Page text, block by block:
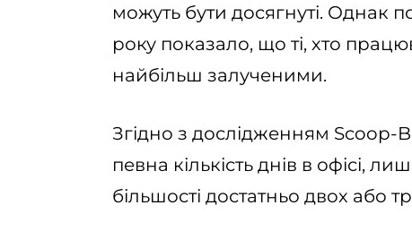
можуть бути досягнуті. Однак
року показало, що ті, хто
найбільш залученими.
Згідно з дослідженням Scoop-
певна кількість днів в офісі,
більшості достатньо двох або